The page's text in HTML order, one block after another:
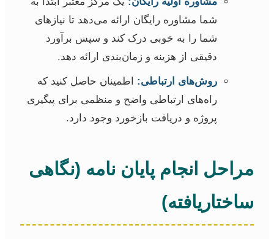
شما مشاوره رایگان ارائه می‌دهد تا نیازهای
شما را به خوبی درک کند و سپس برآورد
دقیقی از هزینه و زمان‌بندی ارائه دهد.
روش‌های ارتباطی: اطمینان حاصل کنید که
راه‌های ارتباطی واضح و منظمی برای پیگیری
پروژه و دریافت بازخورد وجود دارد.
مراحل انجام پایان نامه (نگاهی
ساختاریافته)